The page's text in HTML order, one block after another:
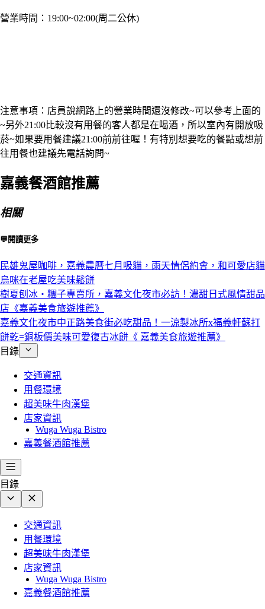
營業時間：19:00~02:00(周二公休)
注意事項：店員說網路上的營業時間還沒修改~可以參考上面的
~另外21:00比較沒有用餐的客人都是在喝酒，所以室內有開放吸
菸~如果要用餐建議21:00前前往喔！有特別想要吃的餐點或想前
往用餐也建議先電話詢問~
嘉義餐酒館推薦
相關
💬閱讀更多
民雄鬼屋咖啡，嘉義農曆七月吸貓，雨天情侶約會，和可愛店貓
烏咪在老屋吃美味鬆餅
樹夏刨冰‧糰子專賣所，嘉義文化夜市必訪！濃甜日式風情甜品
店《嘉義美食旅遊推薦》
嘉義文化夜市中正路美食街必吃甜品！一涼製冰所x福義軒蘇打
餅乾=銅板價美味可愛復古冰餅《 嘉義美食旅遊推薦》
目錄
交通資訊
用餐環境
超美味牛肉漢堡
店家資訊
Wuga Wuga Bistro
嘉義餐酒館推薦
目錄
交通資訊
用餐環境
超美味牛肉漢堡
店家資訊
Wuga Wuga Bistro
嘉義餐酒館推薦